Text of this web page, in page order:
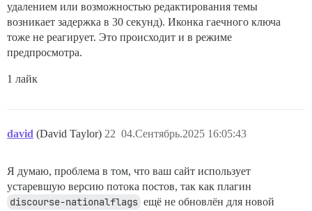
удалением или возможностью редактирования темы
возникает задержка в 30 секунд). Иконка гаечного ключа
тоже не реагирует. Это происходит и в режиме
предпросмотра.
1 лайк
david (David Taylor) 04.Сентябрь.2025 16:05:43
22
Я думаю, проблема в том, что ваш сайт использует
устаревшую версию потока постов, так как плагин
discourse-nationalflags ещё не обновлён для новой